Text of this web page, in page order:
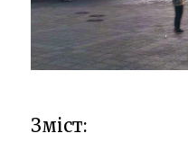
Зміст: